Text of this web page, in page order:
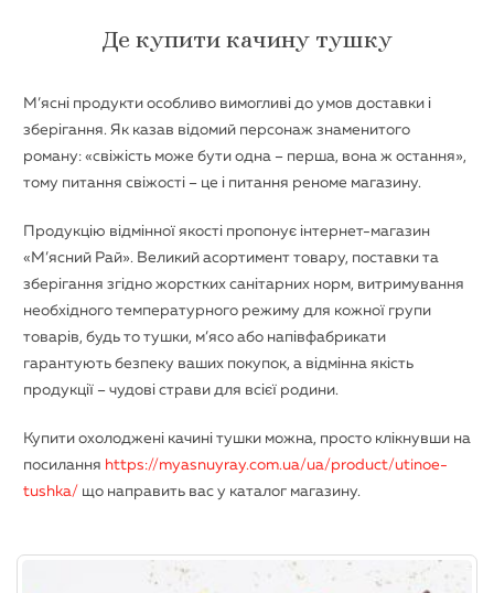
Де купити качину тушку
М’ясні продукти особливо вимогливі до умов доставки і
зберігання. Як казав відомий персонаж знаменитого
роману: «свіжість може бути одна – перша, вона ж остання»,
тому питання свіжості – це і питання реноме магазину.
Продукцію відмінної якості пропонує інтернет-магазин
«М’ясний Рай». Великий асортимент товару, поставки та
зберігання згідно жорстких санітарних норм, витримування
необхідного температурного режиму для кожної групи
товарів, будь то тушки, м’ясо або напівфабрикати
гарантують безпеку ваших покупок, а відмінна якість
продукції – чудові страви для всієї родини.
Купити охолоджені качині тушки можна, просто клікнувши на
посилання https://myasnuyray.com.ua/ua/product/utinoe-
tushka/ що направить вас у каталог магазину.